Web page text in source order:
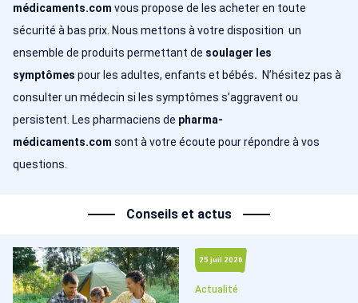
médicaments.com vous propose de les acheter en toute
sécurité à bas prix. Nous mettons à votre disposition un
ensemble de produits permettant de soulager les
symptômes pour les adultes, enfants et bébés. N’hésitez pas à
consulter un médecin si les symptômes s’aggravent ou
persistent. Les pharmaciens de pharma-
médicaments.com sont à votre écoute pour répondre à vos
questions.
Conseils et actus
25 juil 2026
Actualité